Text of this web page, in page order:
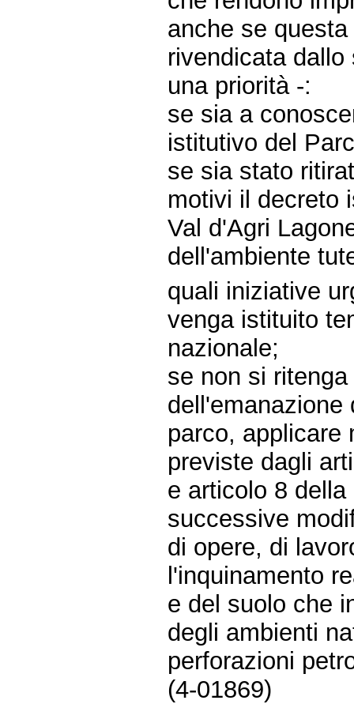
anche se
rivendicata
una priorità -:
se sia a
istitutivo del
se sia stato
motivi il decreto
Val d'Agri
dell'ambiente
quali iniziative
venga istituito
nazionale;
se non si
dell'emanazione
parco, applicare
previste dagli
e articolo 8
successive
di opere, di
l'inquinamento
e del suolo che
degli ambienti
perforazioni
(4-01869)